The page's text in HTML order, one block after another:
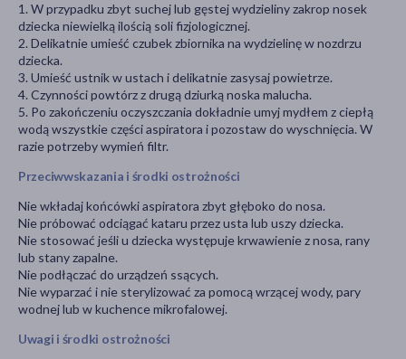
1. W przypadku zbyt suchej lub gęstej wydzieliny zakrop nosek
dziecka niewielką ilością soli fizjologicznej.
2. Delikatnie umieść czubek zbiornika na wydzielinę w nozdrzu
dziecka.
3. Umieść ustnik w ustach i delikatnie zasysaj powietrze.
4. Czynności powtórz z drugą dziurką noska malucha.
5. Po zakończeniu oczyszczania dokładnie umyj mydłem z ciepłą
wodą wszystkie części aspiratora i pozostaw do wyschnięcia. W
razie potrzeby wymień filtr.
Przeciwwskazania i środki ostrożności
Nie wkładaj końcówki aspiratora zbyt głęboko do nosa.
Nie próbować odciągać kataru przez usta lub uszy dziecka.
Nie stosować jeśli u dziecka występuje krwawienie z nosa, rany
lub stany zapalne.
Nie podłączać do urządzeń ssących.
Nie wyparzać i nie sterylizować za pomocą wrzącej wody, pary
wodnej lub w kuchence mikrofalowej.
Uwagi i środki ostrożności